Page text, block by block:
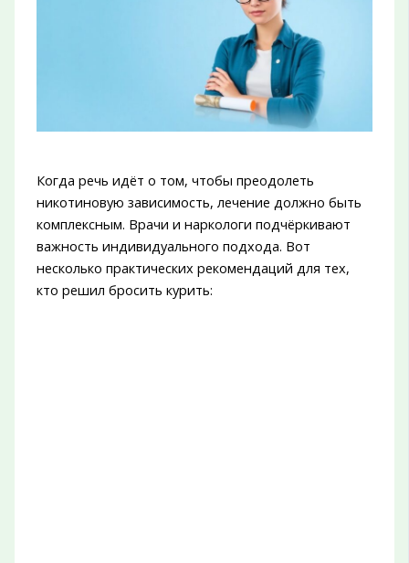
Когда речь идёт о том, чтобы преодолеть
никотиновую зависимость, лечение должно быть
комплексным. Врачи и наркологи подчёркивают
важность индивидуального подхода. Вот
несколько практических рекомендаций для тех,
кто решил бросить курить: